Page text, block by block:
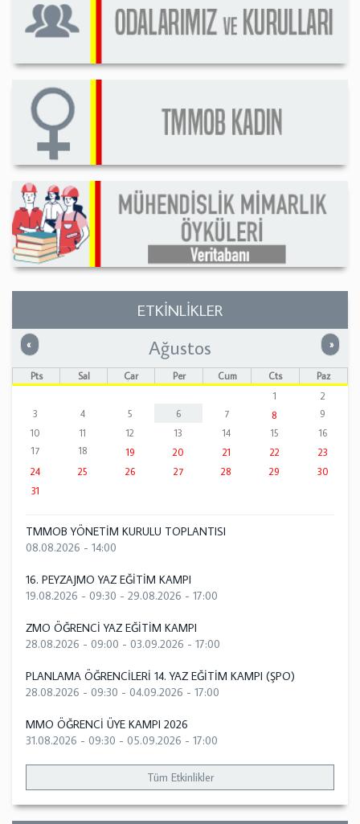
ETKİNLİKLER
« Önceki »
Ağustos
Pts Sal Çar Per Cum Cts
Paz
1
2
3
4 5 6 7 8
9
10
11 12 13 14 15
16
17
18 19 20 21 22
23
24
25 26 27 28 29
30
31
TMMOB YÖNETİM KURULU TOPLANTISI
08.08.2026 - 14:00
16. PEYZAJMO YAZ EĞİTİM KAMPI
19.08.2026 - 09:30 - 29.08.2026 - 17:00
ZMO ÖĞRENCİ YAZ EĞİTİM KAMPI
28.08.2026 - 09:00 - 03.09.2026 - 17:00
PLANLAMA ÖĞRENCİLERİ 14. YAZ EĞİTİM KAMPI (ŞPO)
28.08.2026 - 09:30 - 04.09.2026 - 17:00
MMO ÖĞRENCİ ÜYE KAMPI 2026
31.08.2026 - 09:30 - 05.09.2026 - 17:00
Tüm Etkinlikler